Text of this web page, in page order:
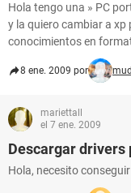
Hola tengo una » PC
y la quiero cambiar a
conocimientos en
8 ene. 2009 por
mariettall
el 7 ene. 2009
Descargar drivers
Hola, necesito